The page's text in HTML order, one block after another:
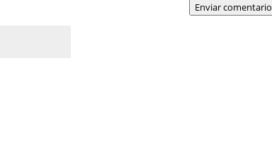
Enviar comentario